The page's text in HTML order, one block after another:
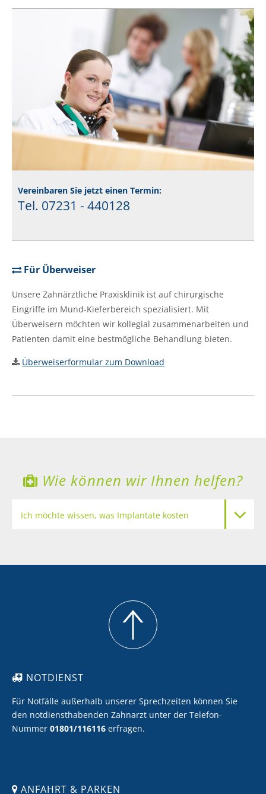
Vereinbaren Sie jetzt einen Termin:
Tel. 07231 - 440128
Für Überweiser
Unsere Zahnärztliche Praxisklinik ist auf chirurgische
Eingriffe im Mund-Kieferbereich spezialisiert. Mit
Überweisern möchten wir kollegial zusammenarbeiten und
Patienten damit eine bestmögliche Behandlung bieten.
Überweiserformular zum Download
Wie können wir Ihnen helfen?
Ich möchte wissen, was Implantate kosten
Ich möchte eine professionelle Zahnreinigung
NOTDIENST
Für Notfälle außerhalb unserer Sprechzeiten können Sie
den notdiensthabenden Zahnarzt unter der Telefon-
Nummer 01801/116116 erfragen.
ANFAHRT & PARKEN